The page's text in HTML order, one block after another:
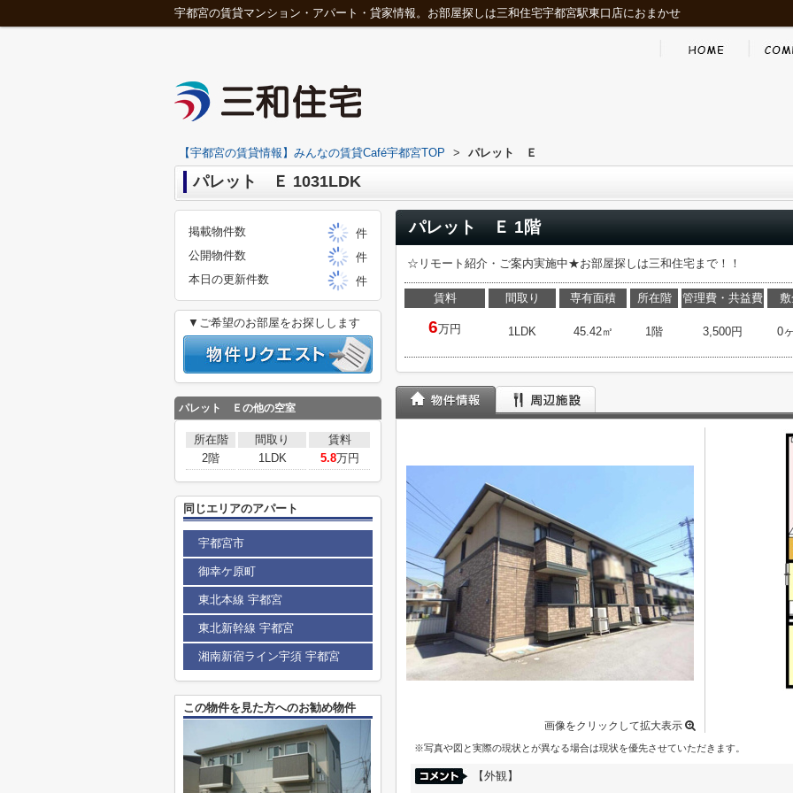
宇都宮の賃貸マンション・アパート・貸家情報。お部屋探しは三和住宅宇都宮駅東口店におまかせ
【宇都宮の賃貸情報】みんなの賃貸Café宇都宮TOP > パレット Ｅ
パレット Ｅ 1031LDK
パレット Ｅ 1階
☆リモート紹介・ご案内実施中★お部屋探しは三和住宅まで！！
賃料
6万円
間取り
1LDK
専有面積
45.42㎡
所在階
1階
管理費・共益費
3,500円 0
画像をクリックして拡大表示
※写真や図と実際の現状とが異なる場合は現状を優先させていただきます。
【外観】
掲載物件数
件
公開物件数
件
本日の更新件数
件
▼ご希望のお部屋をお探しします
パレット Ｅの他の空室
所在階 間取り
賃料
2階
1LDK 5.8万円
同じエリアのアパート
宇都宮市
御幸ケ原町
東北本線 宇都宮
東北新幹線 宇都宮
湘南新宿ライン宇須 宇都宮
この物件を見た方へのお勧め物件